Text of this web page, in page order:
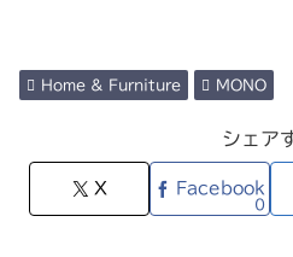
Home & Furniture MONO
シェア
X Facebook
0